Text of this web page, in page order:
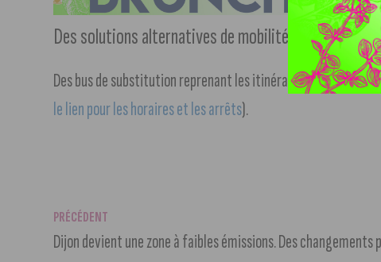
Des solutions alternatives de mobilité
Des bus de substitution reprenant les itinéraires des T1 et
le lien pour les horaires et les arrêts).
PRÉCÉDENT
Dijon devient une zone à faibles émissions. Des